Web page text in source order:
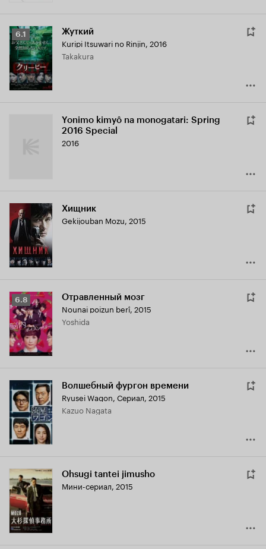
Рейтинг
Кинопоиска
6.1
6.1 Жуткий
Kuripi Itsuwari no Rinjin, 2016
Takakura
Yonimo kimyô na monogatari: Spring
2016 Special
2016
Хищник
Gekijouban Mozu, 2015
Рейтинг
Кинопоиска
6.8
6.8 Отравленный мозг
Nounai poizun berî, 2015
Yoshida
Волшебный фургон времени
Ryusei Wagon, Сериал, 2015
Kazuo Nagata
Ohsugi tantei jimusho
Мини-сериал, 2015